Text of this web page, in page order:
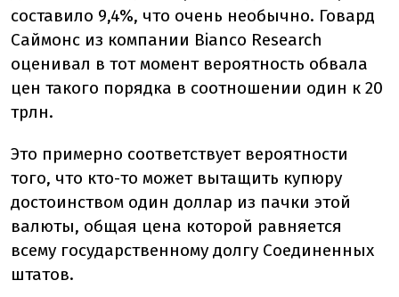
составило 9,4%, что очень необычно. Говард
Саймонс из компании Bianco Research
оценивал в тот момент вероятность обвала
цен такого порядка в соотношении один к 20
трлн.
Это примерно соответствует вероятности
того, что кто-то может вытащить купюру
достоинством один доллар из пачки этой
валюты, общая цена которой равняется
всему государственному долгу Соединенных
штатов.